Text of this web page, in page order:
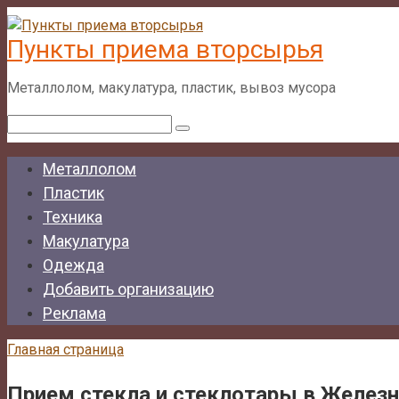
Перейти
к
контенту
Пункты приема вторсырья
Металлолом, макулатура, пластик, вывоз мусора
Металлолом
Пластик
Техника
Макулатура
Одежда
Добавить организацию
Реклама
Главная страница